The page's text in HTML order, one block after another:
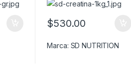
$530.00
Marca: SD NUTRITION